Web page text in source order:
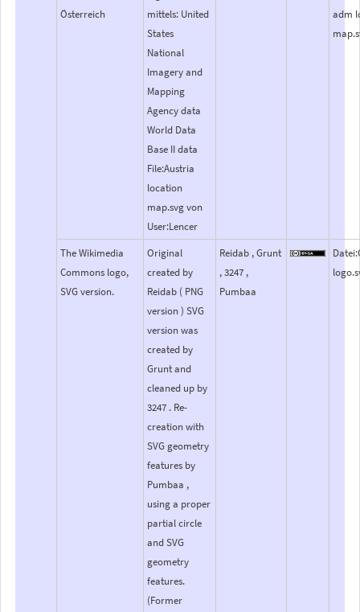
Österreich
mittels: United
States
National
Imagery and
Mapping
Agency data
World Data
Base II data
File:Austria
location
map.svg von
User:Lencer
adm
The Wikimedia
Commons logo,
SVG version.
Original
created by
Reidab ( PNG
version ) SVG
version was
created by
Grunt and
cleaned up by
3247 . Re-
creation with
SVG geometry
features by
Pumbaa ,
using a proper
partial circle
and SVG
geometry
features.
(Former
Reidab , Grunt
, 3247 ,
Pumbaa